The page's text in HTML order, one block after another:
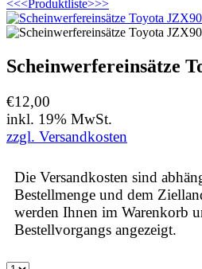
<<<Produktliste>>>
Scheinwerfereinsätze
€12,00
inkl. 19% MwSt.
zzgl. Versandkosten
Die Versandkosten sind
Bestellmenge und dem
werden Ihnen im Warenkorb
Bestellvorgangs angezeigt.